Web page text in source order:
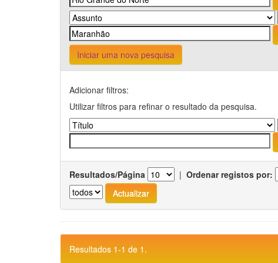
Iniciar uma nova pesquisa
Adicionar filtros:
Utilizar filtros para refinar o resultado da pesquisa.
Resultados/Página | Ordenar registos por:
Resultados 1-1 de 1.